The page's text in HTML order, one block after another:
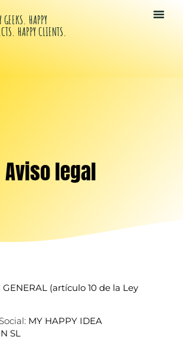
GEEKS. HAPPY
HAPPY CLIENTS.
Aviso legal
(artículo 10 de la Ley
MY HAPPY IDEA
SL